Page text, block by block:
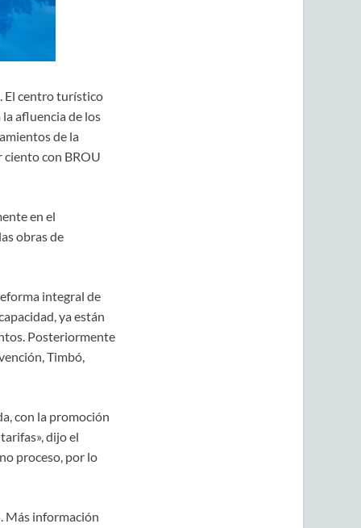
El centro turístico
afluencia de los
de la
ciento con BROU
en el
obras de
integral de
ya están
Posteriormente
Timbó,
con la promoción
dijo el
proceso, por lo
Más información